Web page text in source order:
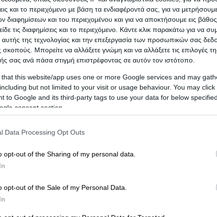
και το περιεχόμενο με βάση τα ενδιαφέροντά σας, για να
διαφημίσεων και του περιεχομένου και για να αποκτήσουμε εις
τις διαφημίσεις και το περιεχόμενο. Κάντε κλικ παρακάτω για να
της τεχνολογίας και την επεξεργασία των προσωπικών σας
Μπορείτε να αλλάξετε γνώμη και να αλλάξετε τις επιλογές
σας ανά πάσα στιγμή επιστρέφοντας σε αυτόν τον ιστότοπο.
that this website/app uses one or more Google services and may
but not limited to your visit or usage behaviour. You may
to Google and its third-party tags to use your data for below
consent section.
Data Processing Opt Outs
opt-out of the Sharing of my personal data.
opt-out of the Sale of my Personal Data.
σας!Προβληθείτε στο vrisko.gr